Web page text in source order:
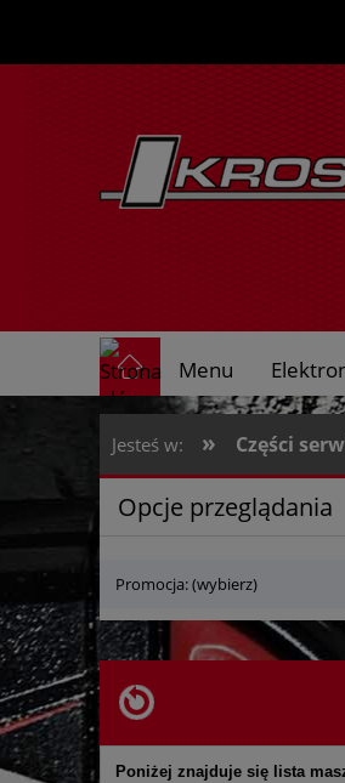
Menu
O nas
Jesteś w: » Części
Opcje przeglądania
Promocja: (wybierz)
Poniżej znajduje się lista